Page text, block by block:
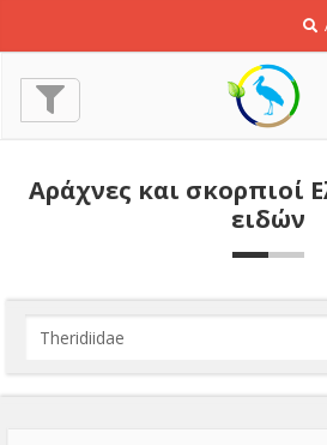
Αράχνες και σκορπιοί
ειδών